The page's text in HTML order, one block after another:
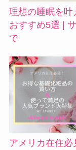
理想の睡眠を叶
おすすめ5選 |
で
アメリカ在住